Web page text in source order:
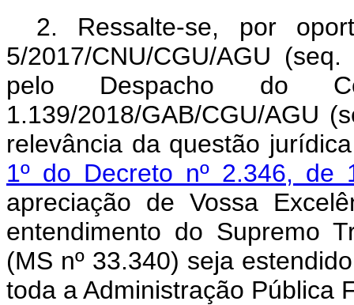
2. Ressalte-se, por
5/2017/CNU/CGU/AGU
pelo Despacho do
1.139/2018/GAB/CGU/AGU
relevância da questão
1º do Decreto nº 2.346, de
apreciação de Vossa
entendimento do Supremo
(MS nº 33.340) seja
toda a Administração Pública